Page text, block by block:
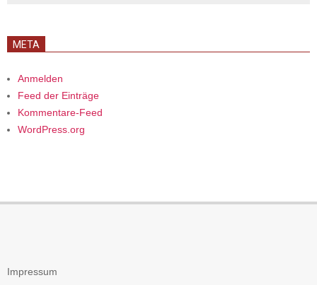
META
Anmelden
Feed der Einträge
Kommentare-Feed
WordPress.org
Impressum